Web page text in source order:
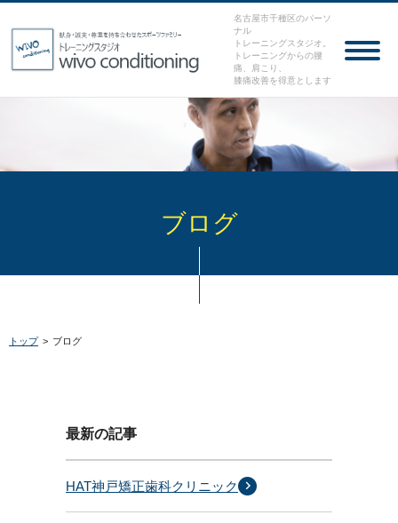
名古屋市千種区のパーソ
ナル
トレーニングスタジオ。
トレーニングからの腰
痛、肩こり、
膝痛改善を得意とします
ブログ
トップ > ブログ
最新の記事
HAT神戸矯正歯科クリニック